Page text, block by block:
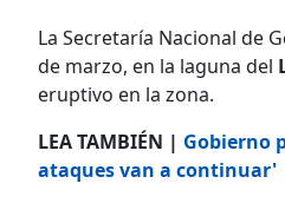
La Secretaría Nacional de
de marzo, en la laguna del
eruptivo en la zona.
LEA TAMBIÉN | Gobierno
ataques van a continuar'